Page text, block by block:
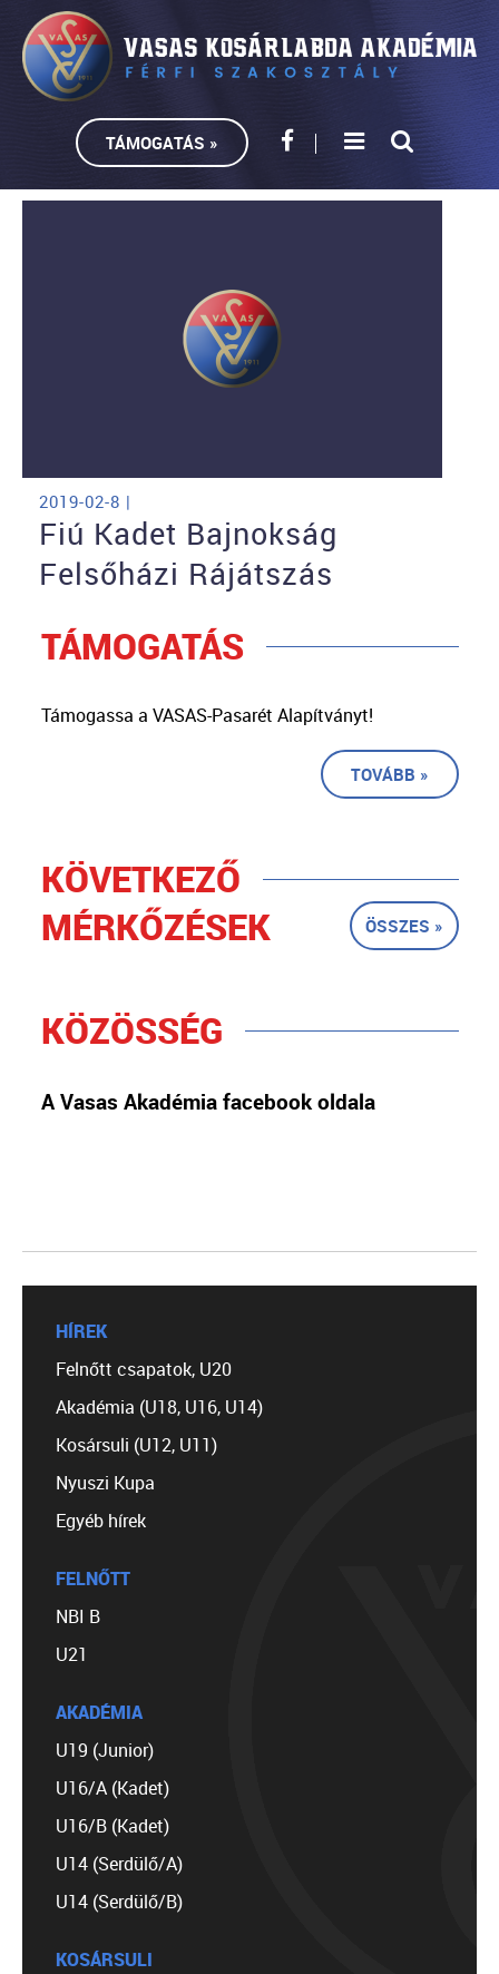
TÁMOGATÁS »
2019-02-8 |
Fiú Kadet Bajnokság
Felsőházi Rájátszás
TÁMOGATÁS
Támogassa a VASAS-Pasarét Alapítványt!
TOVÁBB »
KÖVETKEZŐ
MÉRKŐZÉSEK
ÖSSZES »
KÖZÖSSÉG
A Vasas Akadémia facebook oldala
HÍREK
Felnőtt csapatok, U20
Akadémia (U18, U16, U14)
Kosársuli (U12, U11)
Nyuszi Kupa
Egyéb hírek
FELNŐTT
NBI B
U21
AKADÉMIA
U19 (Junior)
U16/A (Kadet)
U16/B (Kadet)
U14 (Serdülő/A)
U14 (Serdülő/B)
KOSÁRSULI